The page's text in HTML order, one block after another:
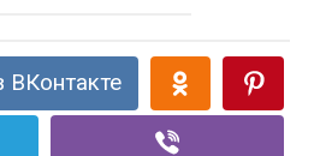
ВКонтакте